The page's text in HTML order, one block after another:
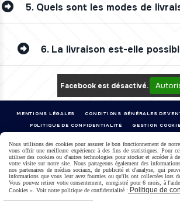
5. Quels sont les modes de
6. La livraison est-elle
Facebook est désactivé.
MENTIONS LÉGALES CONDITIONS GÉNÉRALES DE
POLITIQUE DE CONFIDENTIALITÉ
GESTION
Nous utilisons des cookies pour assurer le bon fonctionnement de
vous offrir une meilleure expérience à des fins de statistiques. Pour
utiliser des cookies ou d'autres technologies pour stocker et accéder à
votre visite sur notre site. Nous partageons également des
nos partenaires de médias sociaux, de publicité et d'analyse, qui
informations que vous leur avez fournies ou qu'ils ont collectées lors
Vous pouvez retirer votre consentement, enregistré pour 6 mois, à
Cookies ». Voir notre politique de confidentialité : Politique de